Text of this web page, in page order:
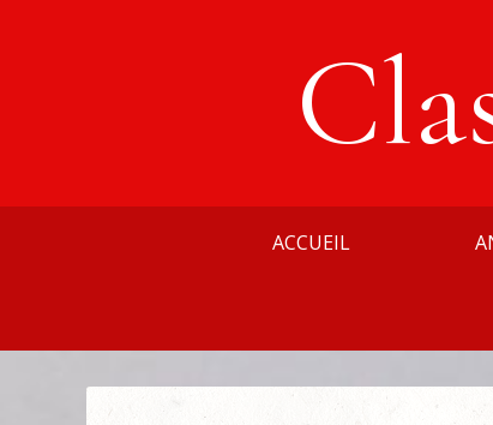
ACCUEIL